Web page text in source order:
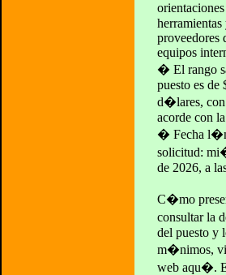
proveedores
equipos
� El rango
puesto es de
d�lares,
acorde con
� Fecha
solicitud:
de 2026, a
C�mo
consultar la
del puesto y
m�nimos,
web aqu�.